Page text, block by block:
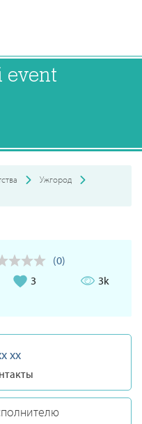
event
Ужгород
(0)
3 3k
xx